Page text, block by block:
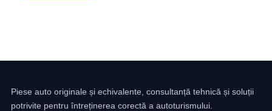
Piese auto originale și echivalente, consultanță tehnică și soluții
potrivite pentru întreținerea corectă a autoturismului.